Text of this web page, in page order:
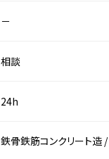
－
相談
24h
鉄骨鉄筋コンクリート造 /